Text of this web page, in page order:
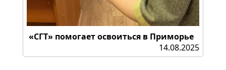
«СГТ» помогает освоиться в Приморье
14.08.2025